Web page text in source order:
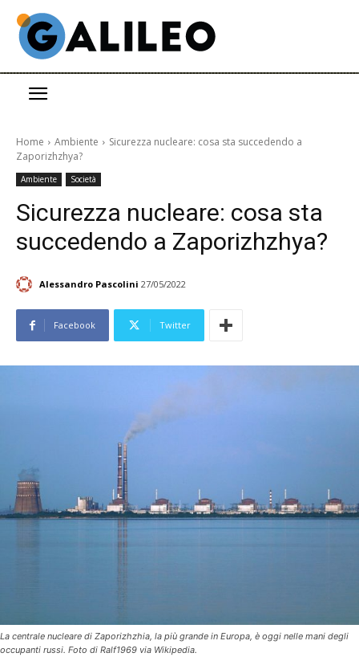
Home Ambiente
Sicurezza nucleare: cosa sta succedendo a
Zaporizhzhya?
Ambiente Società
Sicurezza nucleare: cosa sta
succedendo a Zaporizhzhya?
Alessandro Pascolini 27/05/2022
Facebook Twitter
La centrale nucleare di Zaporizhzhia, la più grande in Europa, è oggi nelle mani degli
occupanti russi. Foto di Ralf1969 via Wikipedia.